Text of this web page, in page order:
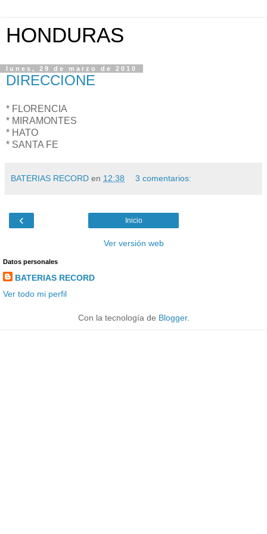
HONDURAS
lunes, 29 de marzo de 2010
DIRECCIONE
* FLORENCIA
* MIRAMONTES
* HATO
* SANTA FE
BATERIAS RECORD en 12:38 3 comentarios:
‹ Inicio
Ver versión web
Datos personales
BATERIAS RECORD
Ver todo mi perfil
Con la tecnología de Blogger.